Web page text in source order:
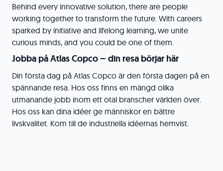
Behind every innovative solution, there are people
working together to transform the future. With careers
sparked by initiative and lifelong learning, we unite
curious minds, and you could be one of them.
Jobba på Atlas Copco – din resa börjar här
Din första dag på Atlas Copco är den första dagen på en
spännande resa. Hos oss finns en mängd olika
utmanande jobb inom ett otal branscher världen över.
Hos oss kan dina idéer ge människor en bättre
livskvalitet. Kom till de industriella idéernas hemvist.